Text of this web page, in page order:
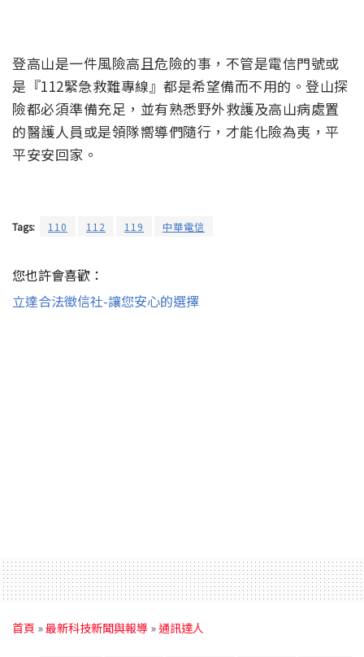
登高山是一件風險高且危險的事，不管是電信門號或
是『112緊急救難專線』都是希望備而不用的。登山探
險都必須準備充足，並有熟悉野外救護及高山病處置
的醫護人員或是領隊嚮導們隨行，才能化險為夷，平
平安安回家。
Tags: 110 112 119 中華電信
您也許會喜歡：
立達合法徵信社-讓您安心的選擇
首頁 »最新科技新聞與報導 »通訊達人